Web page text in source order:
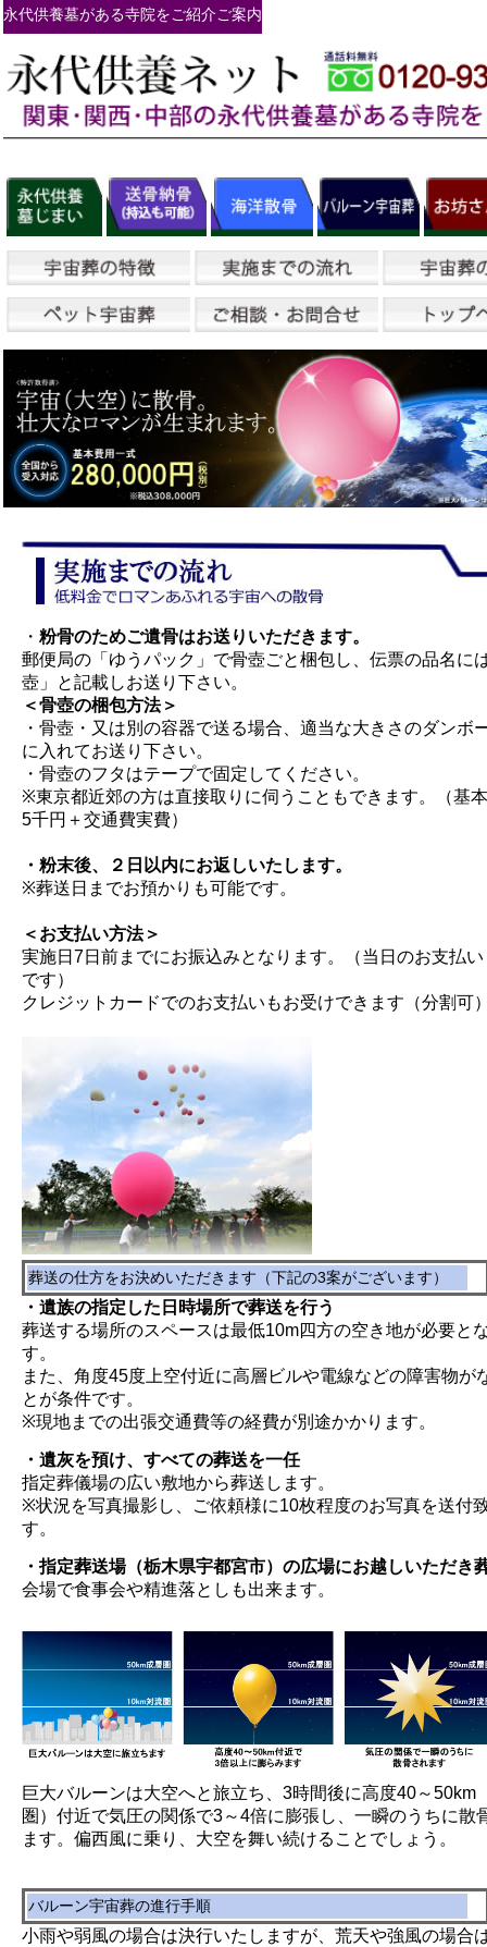
永代供養墓がある寺院をご紹介ご案内
・ 粉骨のためご遺骨はお送りいただきます。
郵便局の「ゆうパック」で骨壺ごと梱包し、伝票の品名に
壺」と記載しお送り下さい。
＜骨壺の梱包方法＞
・骨壺・又は別の容器で送る場合、適当な大きさのダンボ
に入れてお送り下さい。
・骨壺のフタはテープで固定してください。
※東京都近郊の方は直接取りに伺うこともできます。（基
5千円＋交通費実費）
・粉末後、２日以内にお返しいたします。
※葬送日までお預かりも可能です。
＜ お支払い方法＞
実施日7日前までにお振込みとなります。（当日のお支払
です）
クレジットカードでのお支払いもお受けできます（分割可
葬送の仕方をお決めいただきます（下記の3案がございます）
・遺族の指定した日時場所で葬送を行う
葬送する場所のスペースは最低10m四方の空き地が必要と
す。
また、角度45度上空付近に高層ビルや電線などの障害物が
とが条件です。
※現地までの出張交通費等の経費が別途かかります。
・遺灰を預け、すべての葬送を一任
指定葬儀場の広い敷地から葬送します。
※状況を写真撮影し、ご依頼様に10枚程度のお写真を送付
す。
・指定葬送場（栃木県宇都宮市）の広場にお越しいただき
会場で食事会や精進落としも出来ます。
巨大バルーンは大空へと旅立ち、3時間後に高度40～50km
圏）付近で気圧の関係で3～4倍に膨張し、一瞬のうちに散
ます。偏西風に乗り、大空を舞い続けることでしょう。
バルーン宇宙葬の進行手順
小雨や弱風の場合は決行いたしますが、荒天や強風の場合